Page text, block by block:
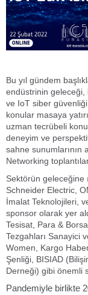
Bu yıl gündem
endüstrinin
ve IoT siber
konular masaya
uzman tecrübeli
deneyim ve
sahne sunumlarının
Networking
Sektörün geleceğine
Schneider Electric,
İmalat Teknolojileri,
sponsor olarak yer
Tesisat, Para &
Tezgahları Sanayici
Women, Kargo
Şenliği, BISIAD
Derneği) gibi önemli
Pandemiyle birlikte